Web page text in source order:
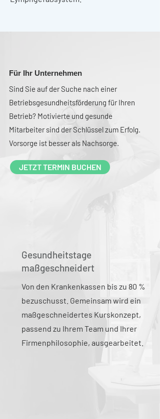
Für Ihr Unternehmen
Sind Sie auf der Suche nach einer
Betriebsgesundheitsförderung für Ihren
Betrieb? Motivierte und gesunde
Mitarbeiter sind der Schlüssel zum Erfolg.
Vorsorge ist besser als Nachsorge.
JETZT TERMIN BUCHEN
Gesundheitstage
maßgeschneidert
Von den Krankenkassen bis zu 80 %
bezuschusst. Gemeinsam wird ein
maßgeschneidertes Kurskonzept,
passend zu Ihrem Team und Ihrer
Firmenphilosophie, ausgearbeitet.